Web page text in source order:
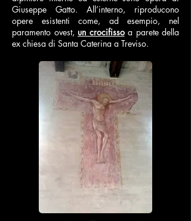
Giuseppe Gatto. All’interno, riproducono
opere esistenti come, ad esempio, nel
paramento ovest, un crocifissoa parete della
ex chiesa di Santa Caterina a Treviso.